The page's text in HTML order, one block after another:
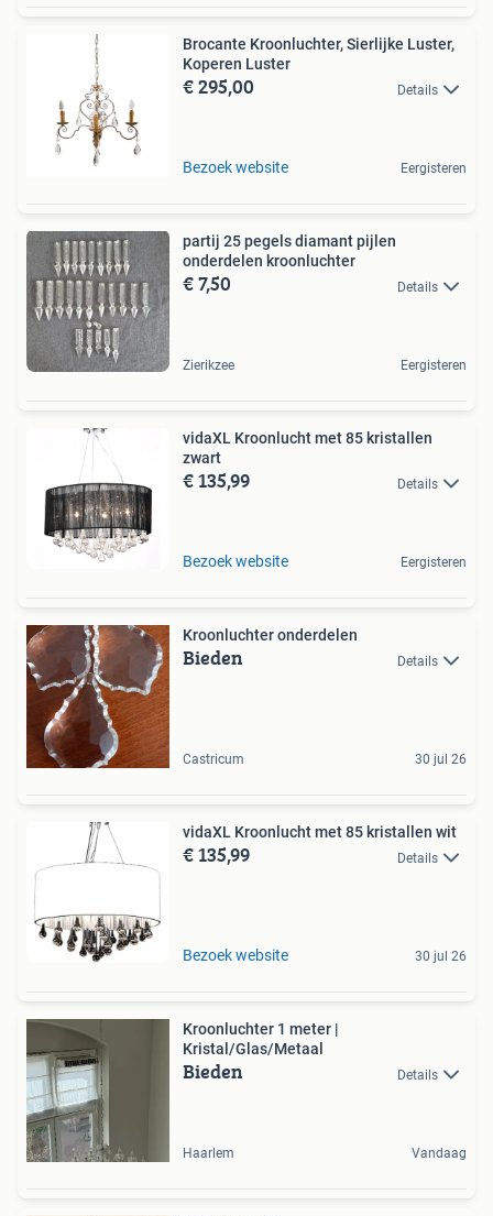
Brocante Kroonluchter, Sierlijke Luster,
Koperen Luster
€ 295,00 Details
Bezoek website Eergisteren
partij 25 pegels diamant pijlen
onderdelen kroonluchter
€ 7,50 Details
Zierikzee Eergisteren
vidaXL Kroonlucht met 85 kristallen
zwart
€ 135,99 Details
Bezoek website Eergisteren
Kroonluchter onderdelen
Bieden Details
Castricum 30 jul 26
vidaXL Kroonlucht met 85 kristallen wit
€ 135,99 Details
Bezoek website 30 jul 26
Kroonluchter 1 meter |
Kristal/Glas/Metaal
Bieden Details
Haarlem Vandaag